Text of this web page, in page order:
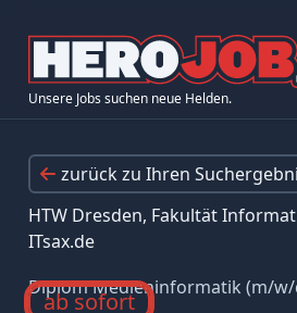
Unsere Jobs suchen neue Helden.
zurück zu Ihren
HTW Dresden, Fakultät
ITsax.de
Diplom Medieninformatik (m/
ab sofort